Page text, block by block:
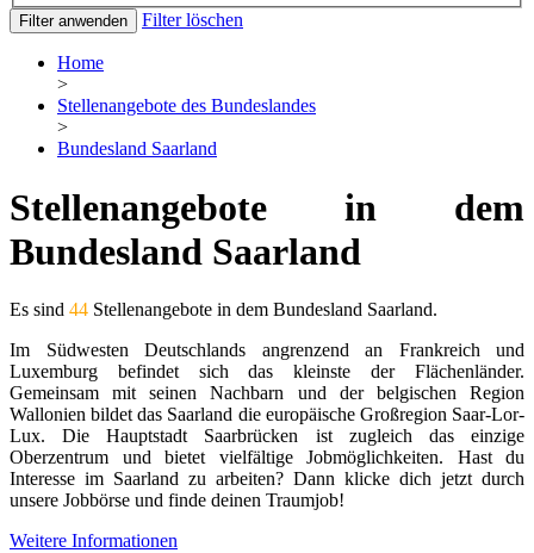
Filter anwenden Filter löschen
Home
>
Stellenangebote des Bundeslandes
>
Bundesland Saarland
Stellenangebote in dem
Bundesland Saarland
Es sind 44 Stellenangebote in dem Bundesland Saarland.
Im Südwesten Deutschlands angrenzend an Frankreich und
Luxemburg befindet sich das kleinste der Flächenländer.
Gemeinsam mit seinen Nachbarn und der belgischen Region
Wallonien bildet das Saarland die europäische Großregion Saar-Lor-
Lux. Die Hauptstadt Saarbrücken ist zugleich das einzige
Oberzentrum und bietet vielfältige Jobmöglichkeiten. Hast du
Interesse im Saarland zu arbeiten? Dann klicke dich jetzt durch
unsere Jobbörse und finde deinen Traumjob!
Weitere Informationen